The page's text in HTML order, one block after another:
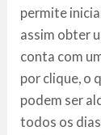
permite
assim obter
conta com
por clique, o
podem ser
todos os